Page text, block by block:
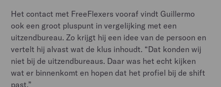
Het contact met FreeFlexers vooraf vindt Guillermo
ook een groot pluspunt in vergelijking met een
uitzendbureau. Zo krijgt hij een idee van de persoon en
vertelt hij alvast wat de klus inhoudt. “Dat konden wij
niet bij de uitzendbureaus. Daar was het echt kijken
wat er binnenkomt en hopen dat het profiel bij de shift
past.”